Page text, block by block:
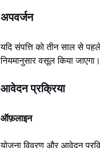
अपवर्जन
यदि संपत्ति को तीन साल से पहले
नियमानुसार वसूल किया जाएगा।
आवेदन प्रक्रिया
ऑफ़लाइन
योजना विवरण और आवेदन